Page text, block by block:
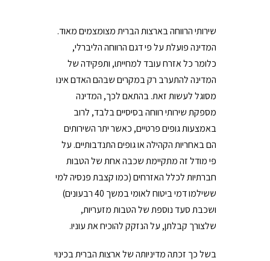
שירותי הרווחה בארצות הברית מצומצמים מאוד.
המדינה פועלת על פי דגם הרווחה הליברלי,
כלומר כל אזרח עובד למחייתו, ותפקידה של
המדינה להתערב רק במקרים שבהם האדם אינו
מסוגל לעשות זאת. בהתאם לכך, המדינה
מספקת שירותי רווחה בסיסיים בלבד, לרוב
באמצעות גופים פרטיים, כאשר יתר השירותים
הם באחריות הקהילה או גופים התנדבותיים. על
פי מודל זה מתקיימת שכבה אחת של הטבות
חברתיות לכלל האזרחים (כמו קצבת פנסיה למי
ששילמו דמי ביטוח לאומי במשך 40 רבעונים)
ושכבת סעד נוספת של הטבות מזעריות,
שלצורך קבלתן, על הנזקק להוכיח את עוניו.
בשל כך זכתה מדיניותה של ארצות הברית בכינוי